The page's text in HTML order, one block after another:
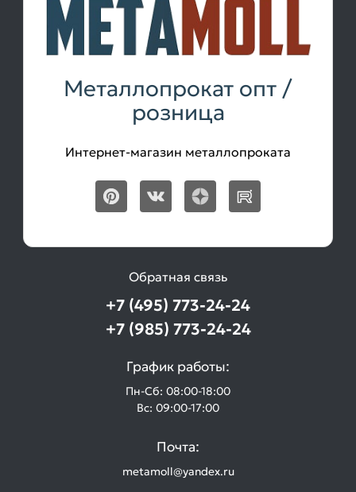
Металлопрокат опт /
розница
Интернет-магазин металлопроката
Обратная связь
+7 (495) 773-24-24
+7 (985) 773-24-24
График работы:
Пн-Сб: 08:00-18:00
Вс: 09:00-17:00
Почта:
metamoll@yandex.ru